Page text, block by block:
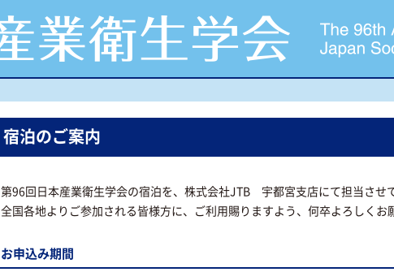
宿泊のご案内
第96回日本産業衛生学会の宿泊を、株式会社JTB 宇都宮支店にて担当させ
全国各地よりご参加される皆様方に、ご利用賜りますよう、何卒よろしくお
お申込み期間